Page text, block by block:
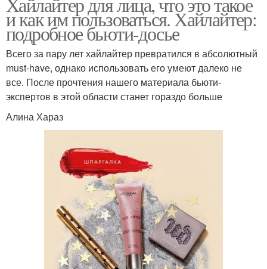
и как им пользоваться. Хайлайтер:
подробное бьюти-досье
Всего за пару лет хайлайтер превратился в абсолютный
must-have, однако использовать его умеют далеко не
все. После прочтения нашего материала бьюти-
экспертов в этой области станет гораздо больше
Алина Хараз